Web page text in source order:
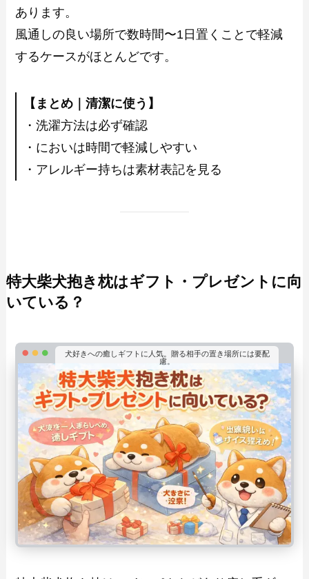
あります。
風通しの良い場所で数時間〜1日置くことで軽減
するケースがほとんどです。
【まとめ｜清潔に使う】
・洗濯方法は必ず確認
・においは時間で軽減しやすい
・アレルギー持ちは素材表記を見る
特大柴犬抱き枕はギフト・プレゼントに向
いている？
犬好きへの癒しギフトに人気。贈る相手の置き場所には要配
慮。